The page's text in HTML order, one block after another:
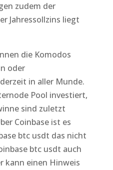
zudem der
Jahressollzins liegt
die Komodos
oder
in aller Munde.
Pool investiert,
sind zuletzt
Coinbase ist es
btc usdt das nicht
btc usdt auch
kann einen Hinweis